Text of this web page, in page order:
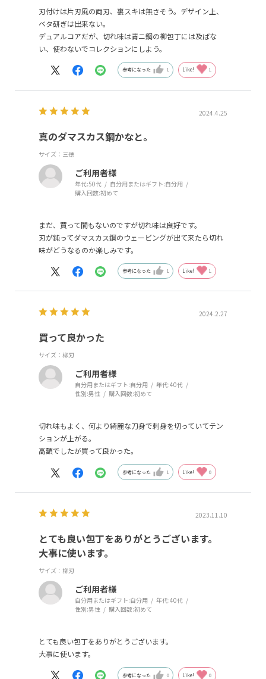
刃付けは片刃風の両刃、裏スキは無さそう。デザイン上、
ベタ研ぎは出来ない。
デュアルコアだが、切れ味は青ニ鋼の柳包丁には及ばな
い、使わないでコレクションにしよう。
参考になった 1 Like! 1
2024.4.25
真のダマスカス鋼かなと。
サイズ：三徳
ご利用者様
年代:50代 自分用またはギフト:自分用
購入回数:初めて
まだ、買って間もないのですが切れ味は良好です。
刃が鈍ってダマスカス鋼のウェービングが出て来たら切れ
味がどうなるのか楽しみです。
参考になった 1 Like! 1
2024.2.27
買って良かった
サイズ：柳刃
ご利用者様
自分用またはギフト:自分用 年代:40代
性別:男性 購入回数:初めて
切れ味もよく、何より綺麗な刀身で刺身を切っていてテン
ションが上がる。
高額でしたが買って良かった。
参考になった 1 Like! 0
2023.11.10
とても良い包丁をありがとうございます。
大事に使います。
サイズ：柳刃
ご利用者様
自分用またはギフト:自分用 年代:40代
性別:男性 購入回数:初めて
とても良い包丁をありがとうございます。
大事に使います。
参考になった 0 Like! 0